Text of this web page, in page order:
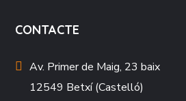
CONTACTE
Av. Primer de Maig, 23 baix
12549 Betxí (Castelló)